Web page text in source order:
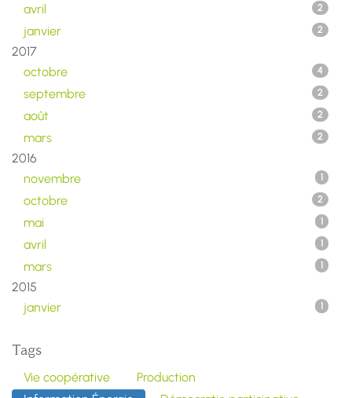
avril 2
janvier 2
2017
octobre
4
septembre 2
août 2
mars 2
2016
novembre
1
octobre 2
mai 1
avril 1
mars 1
2015
janvier
1
Tags
Vie coopérative
Production